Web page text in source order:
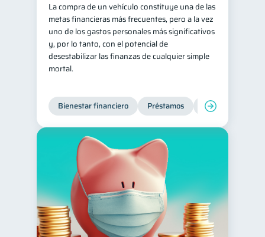
La compra de un vehículo constituye una de las
metas financieras más frecuentes, pero a la vez
uno de los gastos personales más significativos
y, por lo tanto, con el potencial de
desestabilizar las finanzas de cualquier simple
mortal.
Bienestar financiero Préstamos Ahorro